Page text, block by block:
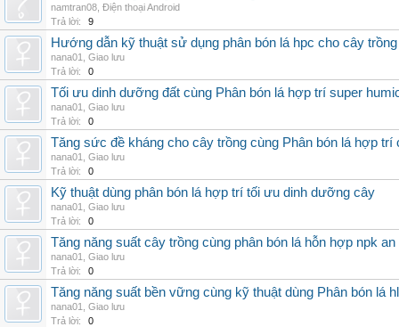
namtran08 Điện thoại Android
Trả lời:
9
Hướng dẫn kỹ thuật sử dụng phân bón lá hpc cho cây trồng
nana01
Giao lưu
Trả lời:
0
Tối ưu dinh dưỡng đất cùng Phân bón lá hợp trí super
nana01
Giao lưu
Trả lời:
0
Tăng sức đề kháng cho cây trồng cùng Phân bón lá hợp trí
nana01
Giao lưu
Trả lời:
0
Kỹ thuật dùng phân bón lá hợp trí tối ưu dinh dưỡng cây
nana01
Giao lưu
Trả lời:
0
Tăng năng suất cây trồng cùng phân bón lá hỗn hợp npk an
nana01
Giao lưu
Trả lời:
0
Tăng năng suất bền vững cùng kỹ thuật dùng Phân bón lá
nana01
Giao lưu
Trả lời:
0